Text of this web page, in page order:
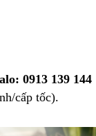
0913 139 144
cấp tốc).